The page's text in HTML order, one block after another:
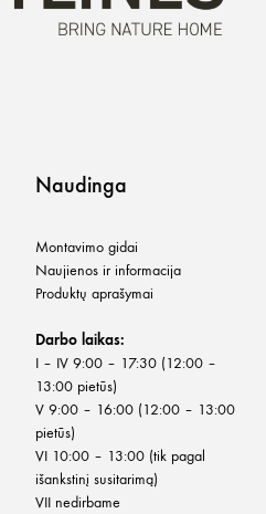
Naudinga
Montavimo gidai
Naujienos ir informacija
Produktų aprašymai
Darbo laikas:
I – IV 9:00 – 17:30 (12:00 –
13:00 pietūs)
V 9:00 – 16:00 (12:00 – 13:00
pietūs)
VI 10:00 – 13:00 (tik pagal
išankstinį susitarimą)
VII nedirbame